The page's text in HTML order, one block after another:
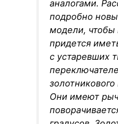
аналогами.
подробно
модели, чтобы
придется
с устаревших
Они имеют